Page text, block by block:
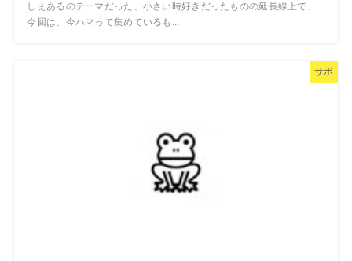
しぇあるのテーマだった、小さい時好きだったものの延長線上で、
今回は、今ハマって集めているも...
サボ